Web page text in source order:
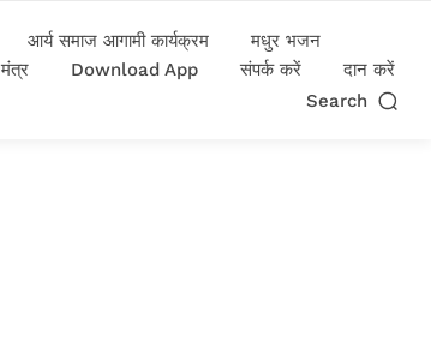
आर्य समाज आगामी कार्यक्रम
मधुर भजन
मंत्र Download App संपर्क करें
दान करें
Search